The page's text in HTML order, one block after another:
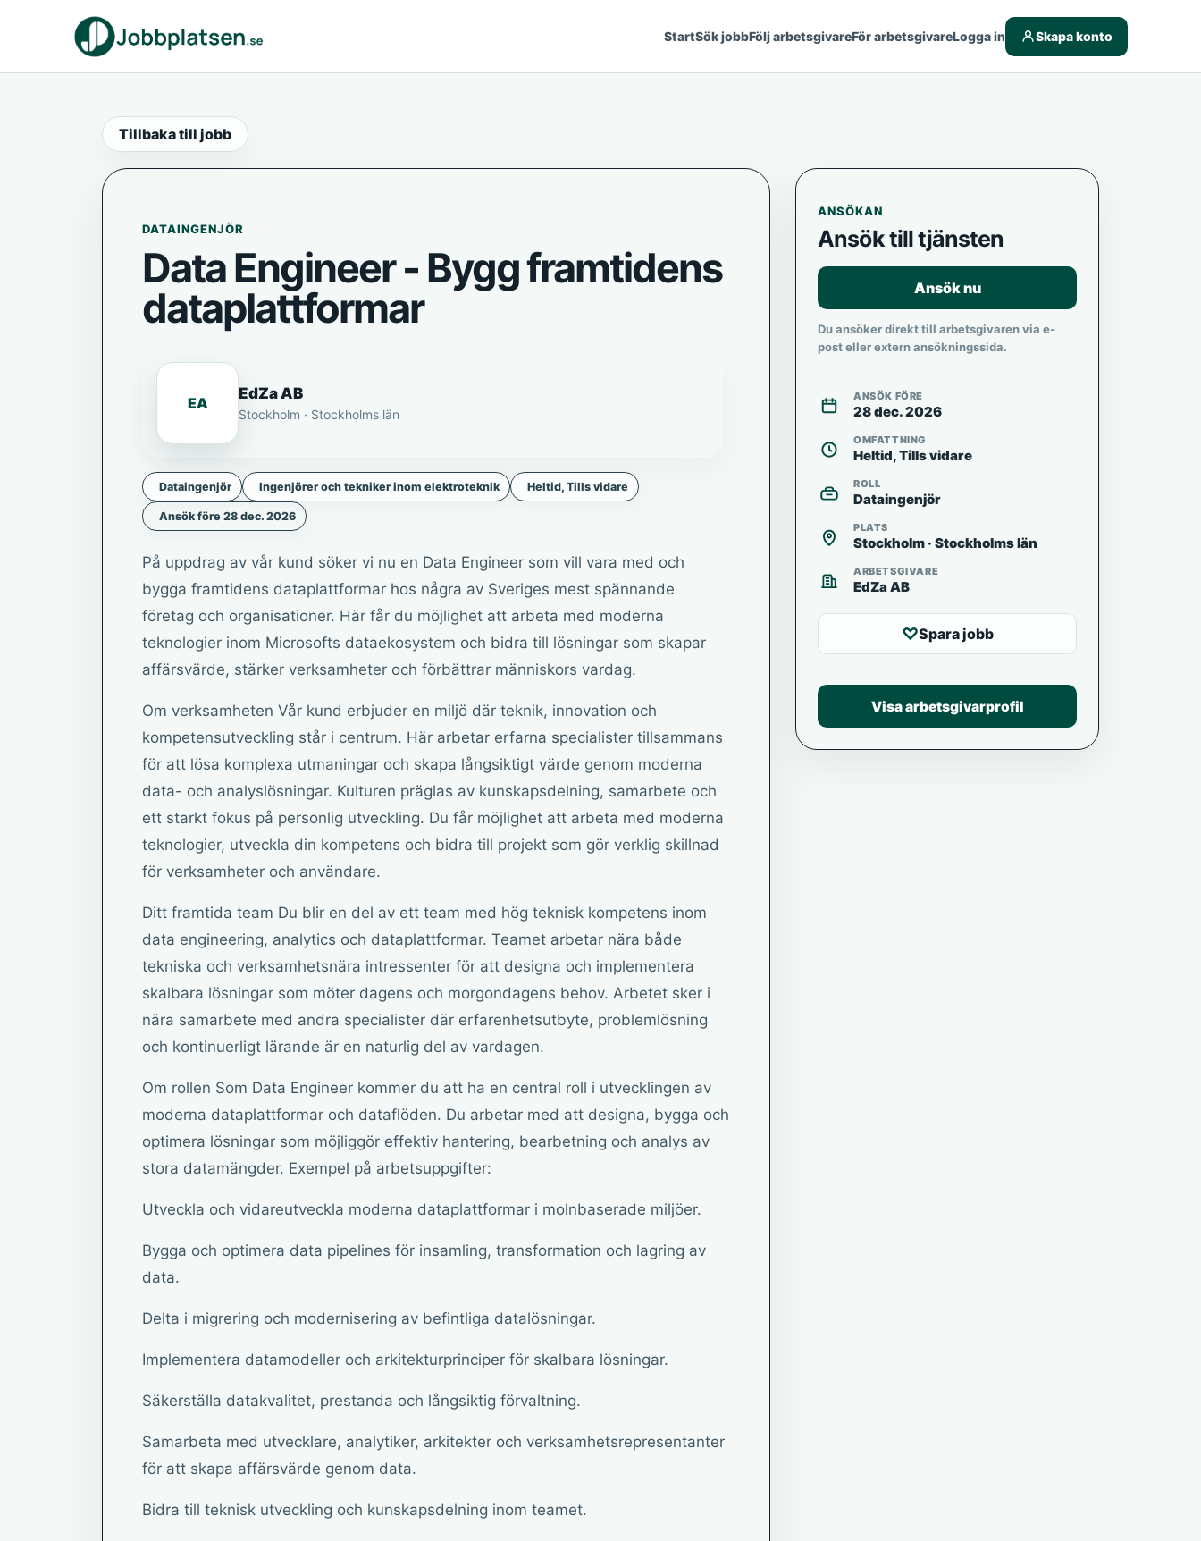
StartSök jobbFölj arbetsgivareFör arbetsgivareLogga in Skapa konto
Tillbaka till jobb
DATAINGENJÖR
Data Engineer - Bygg framtidens
dataplattformar
EA
EdZa AB
Stockholm · Stockholms län
Dataingenjör Ingenjörer och tekniker inom elektroteknik Heltid, Tills vidare
Ansök före 28 dec. 2026
På uppdrag av vår kund söker vi nu en Data Engineer som vill vara med och
bygga framtidens dataplattformar hos några av Sveriges mest spännande
företag och organisationer. Här får du möjlighet att arbeta med moderna
teknologier inom Microsofts dataekosystem och bidra till lösningar som skapar
affärsvärde, stärker verksamheter och förbättrar människors vardag.
Om verksamheten Vår kund erbjuder en miljö där teknik, innovation och
kompetensutveckling står i centrum. Här arbetar erfarna specialister tillsammans
för att lösa komplexa utmaningar och skapa långsiktigt värde genom moderna
data- och analyslösningar. Kulturen präglas av kunskapsdelning, samarbete och
ett starkt fokus på personlig utveckling. Du får möjlighet att arbeta med moderna
teknologier, utveckla din kompetens och bidra till projekt som gör verklig skillnad
för verksamheter och användare.
Ditt framtida team Du blir en del av ett team med hög teknisk kompetens inom
data engineering, analytics och dataplattformar. Teamet arbetar nära både
tekniska och verksamhetsnära intressenter för att designa och implementera
skalbara lösningar som möter dagens och morgondagens behov. Arbetet sker i
nära samarbete med andra specialister där erfarenhetsutbyte, problemlösning
och kontinuerligt lärande är en naturlig del av vardagen.
Om rollen Som Data Engineer kommer du att ha en central roll i utvecklingen av
moderna dataplattformar och dataflöden. Du arbetar med att designa, bygga och
optimera lösningar som möjliggör effektiv hantering, bearbetning och analys av
stora datamängder. Exempel på arbetsuppgifter:
Utveckla och vidareutveckla moderna dataplattformar i molnbaserade miljöer.
Bygga och optimera data pipelines för insamling, transformation och lagring av
data.
Delta i migrering och modernisering av befintliga datalösningar.
Implementera datamodeller och arkitekturprinciper för skalbara lösningar.
Säkerställa datakvalitet, prestanda och långsiktig förvaltning.
Samarbeta med utvecklare, analytiker, arkitekter och verksamhetsrepresentanter
för att skapa affärsvärde genom data.
Bidra till teknisk utveckling och kunskapsdelning inom teamet.
ANSÖKAN
Ansök till tjänsten
Ansök nu
Du ansöker direkt till arbetsgivaren via e-
post eller extern ansökningssida.
ANSÖK FÖRE
28 dec. 2026
OMFATTNING
Heltid, Tills vidare
ROLL
Dataingenjör
PLATS
Stockholm · Stockholms län
ARBETSGIVARE
EdZa AB
♡Spara jobb
Visa arbetsgivarprofil